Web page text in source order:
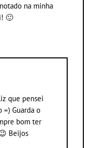
na minha
🙂
que pensei
=) Guarda o
bom ter
Beijos